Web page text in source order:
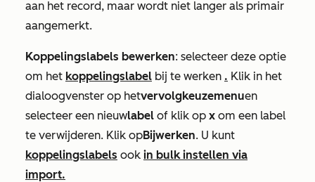
aan het record, maar wordt niet langer als primair
aangemerkt.
Koppelingslabels bewerken: selecteer deze optie
om het koppelingslabel bij te werken . Klik in het
dialoogvenster op hetvervolgkeuzemenuen
selecteer een nieuwlabel of klik op x om een label
te verwijderen. Klik opBijwerken. U kunt
koppelingslabels ook in bulk instellen via
import.